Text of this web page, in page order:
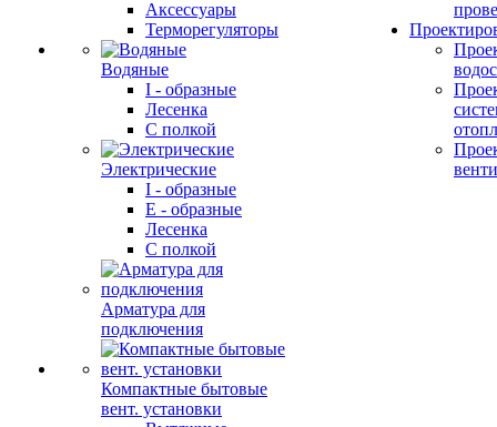
Аксессуары
Терморегуляторы
Водяные
I - образные
Лесенка
С полкой
Электрические
I - образные
E - образные
Лесенка
С полкой
Арматура для
подключения
Компактные бытовые
вент. установки